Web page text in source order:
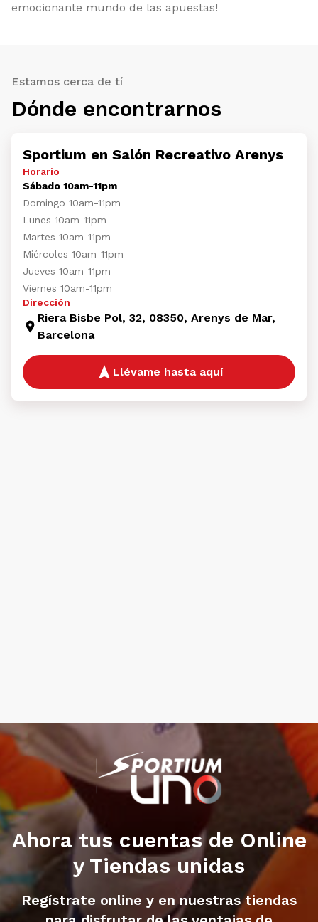
emocionante mundo de las apuestas!
Estamos cerca de tí
Dónde encontrarnos
Sportium en Salón Recreativo Arenys
Horario
Sábado 10am-11pm
Domingo 10am-11pm
Lunes 10am-11pm
Martes 10am-11pm
Miércoles 10am-11pm
Jueves 10am-11pm
Viernes 10am-11pm
Dirección
Riera Bisbe Pol, 32, 08350, Arenys de Mar,
Barcelona
Llévame hasta aquí
Ahora tus cuentas de Online
y Tiendas unidas
Regístrate online y en nuestras tiendas